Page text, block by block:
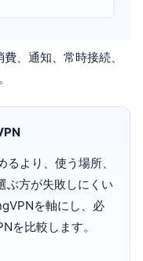
、通知、常時接続、
より、使う場所、
ぶ方が失敗しにくい
を軸にし、必
を比較します。